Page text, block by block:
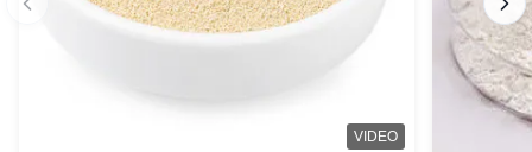
VIDEO